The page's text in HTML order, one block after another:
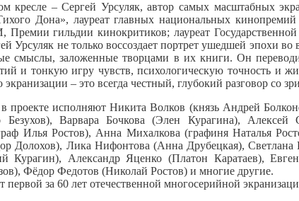
кресле – Сергей Урсуляк, автор самых масштабных
Дона», лауреат главных национальных
гильдии кинокритиков; лауреат
Урсуляк не только воссоздает портрет ушедшей эпохи
смыслы, заложенные творцами в их книги. Он
и тонкую игру чувств, психологическую точность и
экранизации – это всегда честный, глубокий разговор со
проекте исполняют Никита Волков (князь Андрей
Безухов), Варвара Бочкова (Элен Курагина), Алексей
Илья Ростов), Анна Михалкова (графиня Наталья
Долохов), Лика Нифонтова (Анна Друбецкая),
Курагин), Александр Яценко (Платон Каратаев),
Фёдор Федотов (Николай Ростов) и многие другие.
первой за 60 лет отечественной многосерийной